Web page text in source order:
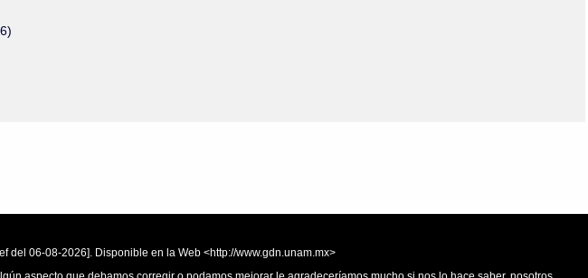
del 06-08-2026]. Disponible en la Web <http://www.gdn.unam.mx>